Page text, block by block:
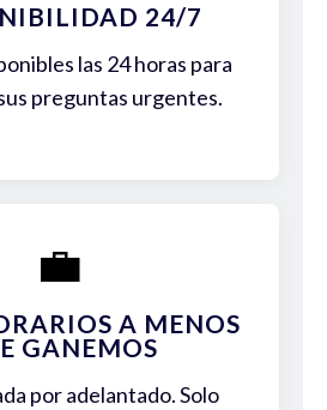
24/7
las 24 horas para
preguntas urgentes.
💼
A MENOS
GANEMOS
por adelantado. Solo